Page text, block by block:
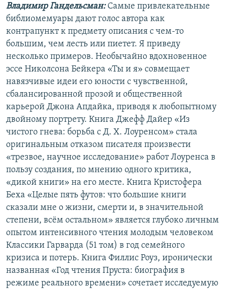
Владимир Гандельсман:Самые привлекательные
библиомемуары дают голос автора как
контрапункт к предмету описания с чем-то
большим, чем лесть или пиетет. Я приведу
несколько примеров. Необычайно вдохновенное
эссе Николсона Бейкера «Ты и я» совмещает
навязчивые идеи его юности с чувственной,
сбалансированной прозой и общественной
карьерой Джона Апдайка, приводя к любопытному
двойному портрету. Книга Джефф Дайер «Из
чистого гнева: борьба с Д. Х. Лоуренсом» стала
оригинальным отказом писателя произвести
«трезвое, научное исследование» работ Лоуренса в
пользу создания, по мнению одного критика,
«дикой книги» на его месте. Книга Кристофера
Беха «Целые пять футов: что большие книги
сказали мне о жизни, смерти и, в значительной
степени, всём остальном» является глубоко личным
опытом интенсивного чтения молодым человеком
Классики Гарварда (51 том) в год семейного
кризиса и потерь. Книга Филлис Роуз, иронически
названная «Год чтения Пруста: биография в
режиме реального времени» сочетает исследуемую